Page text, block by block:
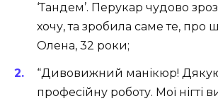
‘Тандем’. Перукар чудово
хочу, та зробила саме те, про
Олена, 32 роки;
“Дивовижний манікюр!
професійну роботу. Мої нігті